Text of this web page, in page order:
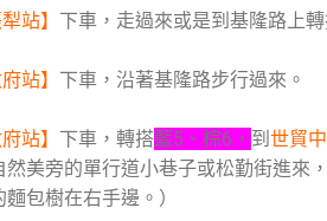
站】 下車，走過來或是到基隆路上轉
站】 下車，沿著基隆路步行過來。
站】 下車，轉搭藍5、棕6， 到世貿
然美旁的單行道小巷子或松勤街進
包樹在右手邊。）